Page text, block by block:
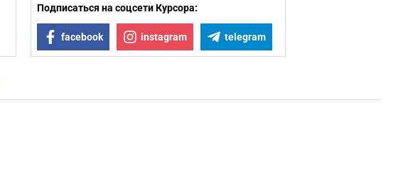
Подписаться на соцсети Курсора:
facebook instagram telegram